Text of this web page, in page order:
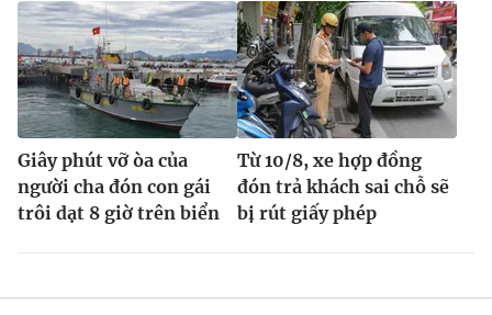
Giây phút vỡ òa của
người cha đón con gái
trôi dạt 8 giờ trên biển
Từ 10/8, xe hợp đồng
đón trả khách sai chỗ sẽ
bị rút giấy phép